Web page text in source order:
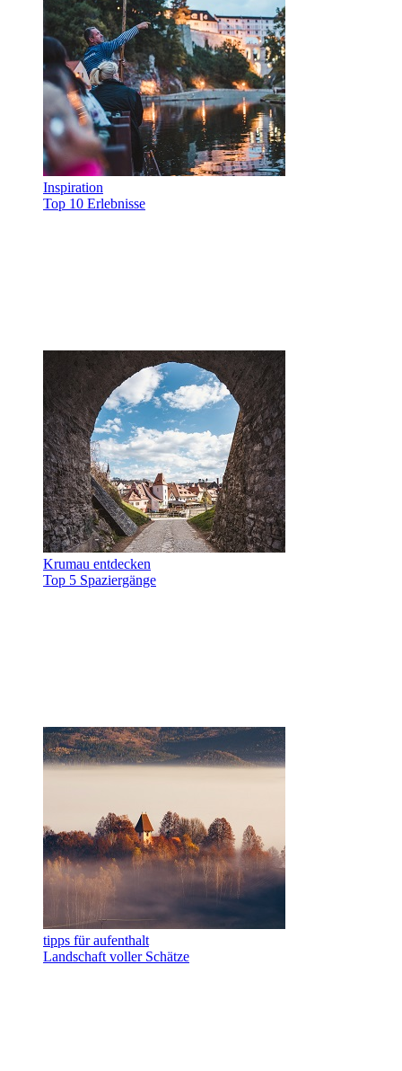
Inspiration
Top 10 Erlebnisse
Krumau entdecken
Top 5 Spaziergänge
tipps für aufenthalt
Landschaft voller Schätze